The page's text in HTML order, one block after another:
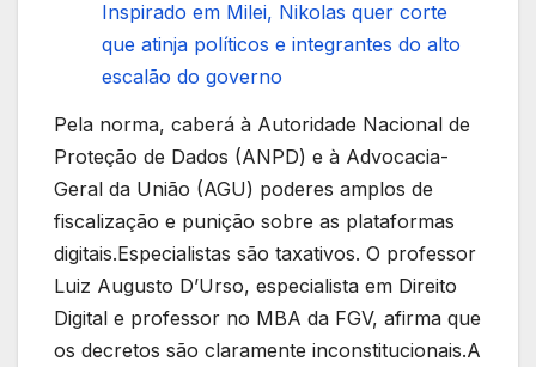
Inspirado em Milei, Nikolas quer corte
que atinja políticos e integrantes do alto
escalão do governo
Pela norma, caberá à Autoridade Nacional de
Proteção de Dados (ANPD) e à Advocacia-
Geral da União (AGU) poderes amplos de
fiscalização e punição sobre as plataformas
digitais.Especialistas são taxativos. O professor
Luiz Augusto D’Urso, especialista em Direito
Digital e professor no MBA da FGV, afirma que
os decretos são claramente inconstitucionais.A